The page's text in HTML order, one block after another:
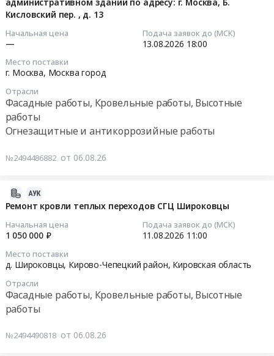
41
Кисловский пер. , д. 13
Начальная цена
—
Подача заявок до (МСК)
13.08.2026 18:00
Место поставки
г. Москва, Москва город
Отрасли
Фасадные работы, Кровельные работы, Высотные
работы
Огнезащитные и антикоррозийные работы
№2494486882 от 06.08.26
Ремонт кровли теплых переходов СГЦ Широковцы
Начальная цена
1 050 000 ₽
Подача заявок до (МСК)
11.08.2026 11:00
Место поставки
д. Широковцы, Кирово-Чепецкий район, Кировская область
Отрасли
Фасадные работы, Кровельные работы, Высотные
работы
№2494490818 от 06.08.26